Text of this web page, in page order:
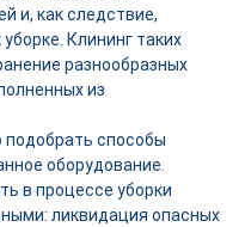
и, как следствие,
Клининг таких
разнообразных
из
подобрать способы
оборудование.
в процессе уборки
ликвидация опасных